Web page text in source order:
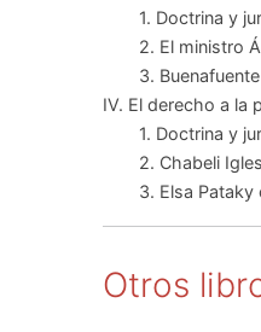
1. Doctrina y
2. El ministro
3.
IV. El derecho a la
1. Doctrina y
2. Chabeli
3. Elsa Pataky
Otros